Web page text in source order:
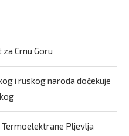
Crnu Goru
i ruskog naroda dočekuje
Pljevlja